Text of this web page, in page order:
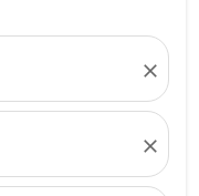
close
close